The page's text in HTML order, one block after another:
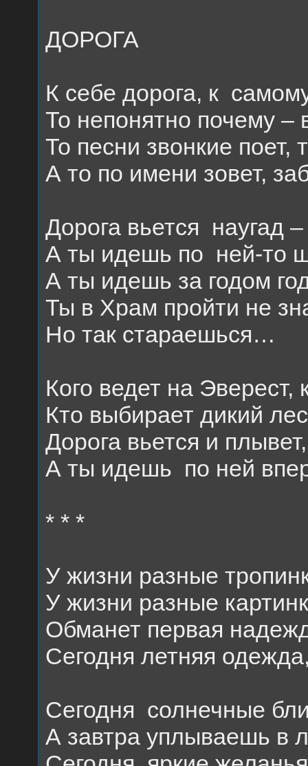
ДОРОГА
К себе дорога, к
То непонятно почему –
То песни звонкие поет,
А то по имени зовет,
Дорога вьется наугад –
А ты идешь по ней-то
А ты идешь за годом
Ты в Храм пройти не
Но так стараешься…
Кого ведет на Эверест,
Кто выбирает дикий
Дорога вьется и
А ты идешь по ней
* * *
У жизни разные
У жизни разные
Обманет первая
Сегодня летняя
Сегодня солнечные
А завтра уплываешь в